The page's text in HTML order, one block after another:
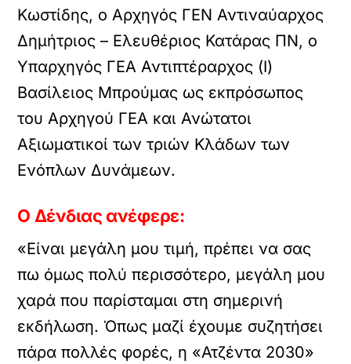
Κωστίδης, ο Αρχηγός ΓΕΝ Αντιναύαρχος
Δημήτριος – Ελευθέριος Κατάρας ΠΝ, ο
Υπαρχηγός ΓΕΑ Αντιπτέραρχος (Ι)
Βασίλειος Μπρούμας ως εκπρόσωπος
του Αρχηγού ΓΕΑ και Ανώτατοι
Αξιωματικοί των τριών Κλάδων των
Ενόπλων Δυνάμεων.
Ο Δένδιας ανέφερε:
«Είναι μεγάλη μου τιμή, πρέπει να σας
πω όμως πολύ περισσότερο, μεγάλη μου
χαρά που παρίσταμαι στη σημερινή
εκδήλωση. Όπως μαζί έχουμε συζητήσει
πάρα πολλές φορές, η «Ατζέντα 2030»